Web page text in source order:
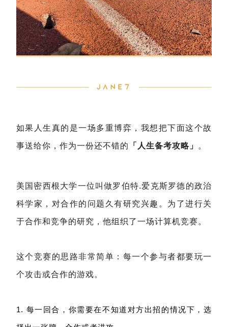
如果人生真的是一场多重博弈，我想把下面这个故
事送给你，作为一份还不错的 「人生备考攻略」 。
美国密西根大学一位叫做罗伯特.爱克斯罗德的政治
科学家，对合作的问题久有研究兴趣。为了进行关
于合作和竞争的研究，他组织了一场计算机竞赛。
这个竞赛的思路非常简单：每一个参与者都要玩一
个攻击或合作的游戏。
1. 每一回合，你需要在不知道对方出招的情况下，选